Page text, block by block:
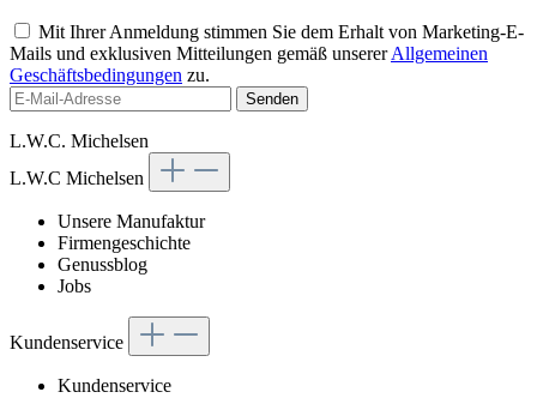
Mit Ihrer Anmeldung stimmen Sie dem Erhalt von Marketing-E-
Mails und exklusiven Mitteilungen gemäß unsererAllgemeinen
Geschäftsbedingungen zu.
Senden
L.W.C. Michelsen
L.W.C Michelsen
Unsere Manufaktur
Firmengeschichte
Genussblog
Jobs
Kundenservice
Kundenservice